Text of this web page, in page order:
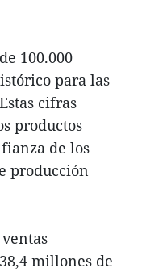
100.000
para las
cifras
productos
de los
producción
millones de